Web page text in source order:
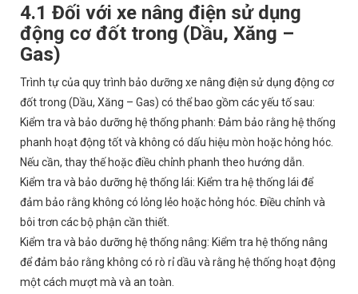
4.1 Đối với xe nâng điện sử dụng
động cơ đốt trong (Dầu, Xăng –
Gas)
Trình tự của quy trình bảo dưỡng xe nâng điện sử dụng động cơ
đốt trong (Dầu, Xăng – Gas) có thể bao gồm các yếu tố sau:
Kiểm tra và bảo dưỡng hệ thống phanh: Đảm bảo rằng hệ thống
phanh hoạt động tốt và không có dấu hiệu mòn hoặc hỏng hóc.
Nếu cần, thay thế hoặc điều chỉnh phanh theo hướng dẫn.
Kiểm tra và bảo dưỡng hệ thống lái: Kiểm tra hệ thống lái để
đảm bảo rằng không có lỏng lẻo hoặc hỏng hóc. Điều chỉnh và
bôi trơn các bộ phận cần thiết.
Kiểm tra và bảo dưỡng hệ thống nâng: Kiểm tra hệ thống nâng
để đảm bảo rằng không có rò rỉ dầu và rằng hệ thống hoạt động
một cách mượt mà và an toàn.